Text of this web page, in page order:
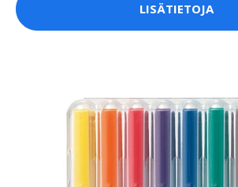
LISÄTIETOJA